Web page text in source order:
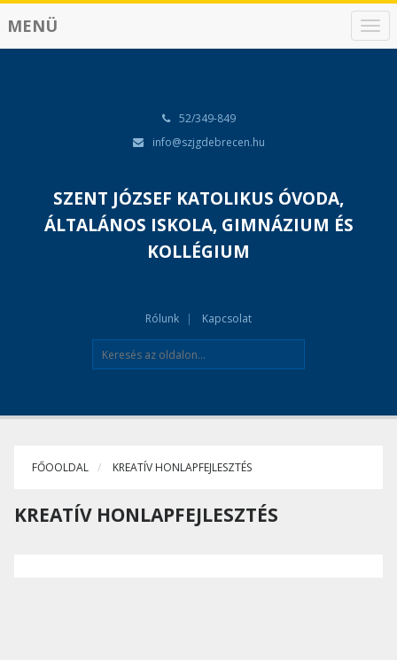
N
a
MENÜ
52/349-849
info@szjgdebrecen.hu
SZENT JÓZSEF KATOLIKUS ÓVODA,
ÁLTALÁNOS ISKOLA, GIMNÁZIUM ÉS
KOLLÉGIUM
Rólunk Kapcsolat
FŐOOLDAL KREATÍV HONLAPFEJLESZTÉS
KREATÍV HONLAPFEJLESZTÉS